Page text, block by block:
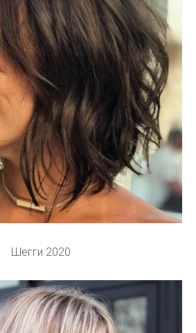
Шегги 2020